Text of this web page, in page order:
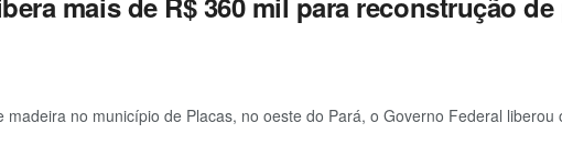
madeira no município de Placas, no oeste do Pará, o Governo Federal liberou